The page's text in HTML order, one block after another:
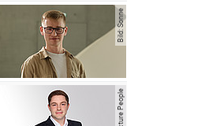
Bild: Sonne